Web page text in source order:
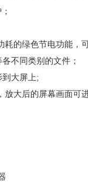
的绿色节电功能，
不同类别的文件；
大屏上;
放大后的屏幕画面可